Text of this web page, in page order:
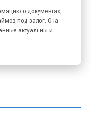
о документах,
под залог. Она
актуальны и